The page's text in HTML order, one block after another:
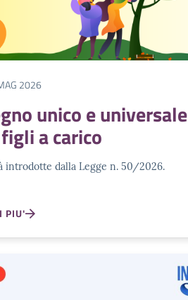
2026
unico e universale
a carico
introdotte dalla Legge n. 50/2026.
PIU'